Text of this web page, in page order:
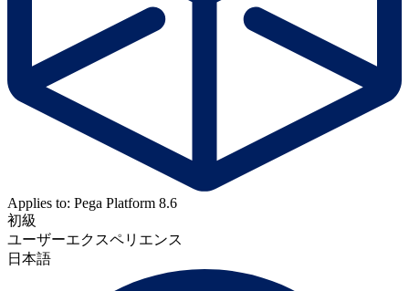
Applies to: Pega Platform 8.6
初級
ユーザーエクスペリエンス
日本語